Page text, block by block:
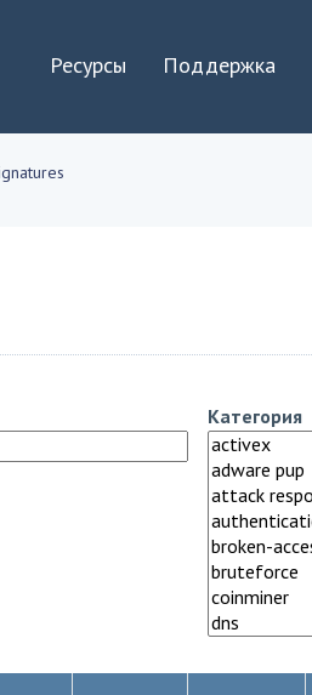
Ресурсы Поддержка
Категория